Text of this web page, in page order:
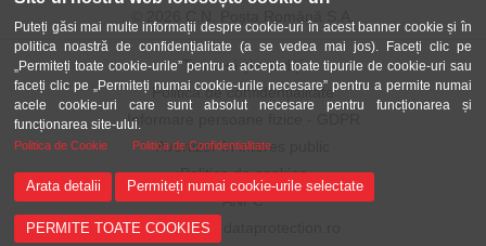
Puteți găsi mai multe informații despre cookie-uri în acest banner cookie și în
politica noastră de confidențialitate (a se vedea mai jos). Faceți clic pe
„Permiteți toate cookie-urile” pentru a accepta toate tipurile de cookie-uri sau
faceți clic pe „Permiteți numai cookie-urile necesare” pentru a permite numai
acele cookie-uri care sunt absolut necesare pentru funcționarea și
funcționarea site-ului.
Politica de Cookie Politica de Confidentialitate
Arata detalii Permiteți numai cookie-urile selectate
PERMITE TOATE COOKIES
Termeni și condiții
Politica de confidențialitate
Informare persoane fizice - GDPR
Avertizor în interes public
Politica de cookies
ANPC
ANSPDCP-dataprotection.ro